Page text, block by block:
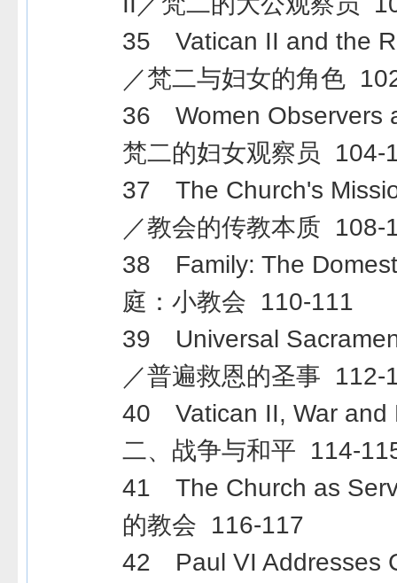
35 Vatican II and the
／梵二与妇女的角色
36 Women Observers
梵二的妇女观察员 104-
37 The Church's
／教会的传教本质 108-
38 Family: The
庭：小教会 110-111
39 Universal
／普遍救恩的圣事 112-
40 Vatican II, War and
二、战争与和平 114-
41 The Church as
的教会 116-117
42 Paul VI Addresses